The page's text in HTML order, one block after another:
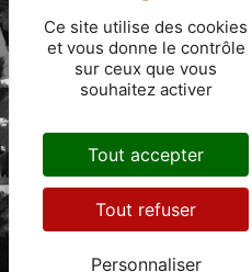
Et de
Nous
Protection des
Ce site utilise des cookies
et vous donne le contrôle
sur ceux que vous
souhaitez activer
Tout accepter
Tout refuser
Personnaliser